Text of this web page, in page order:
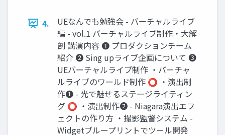
4.
UEなんでも勉強会 - バーチャルライブ
編 - vol.1 バーチャルライブ制作・大解
剖 講演内容 ❶ プロダクションチーム
紹介 ❷ Sing upライブ企画について ❸
UEバーチャルライブ制作 ・バーチャ
ルライブのワールド制作 ⭕ ・演出制
作❶ - 光で魅せるステージライティン
グ ⭕ ・演出制作❷ - Niagara演出エフ
ェクトの作り方 ・撮影監督システム -
Widgetブループリントでツール開発